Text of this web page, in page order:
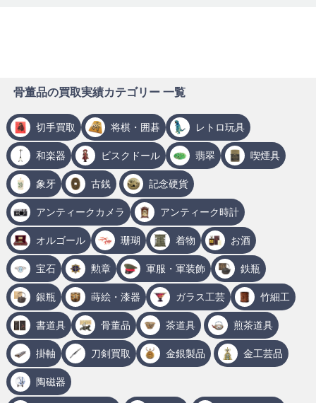
骨董品の買取実績カテゴリー 一覧
切手買取 将棋・囲碁 レトロ玩具
和楽器 ビスクドール 翡翠 喫煙具
象牙 古銭 記念硬貨
アンティークカメラ アンティーク時計
オルゴール 珊瑚 着物 お酒
宝石 勲章 軍服・軍装飾 鉄瓶
銀瓶 蒔絵・漆器 ガラス工芸 竹細工
書道具 骨董品 茶道具 煎茶道具
掛軸 刀剣買取 金銀製品 金工芸品
陶磁器